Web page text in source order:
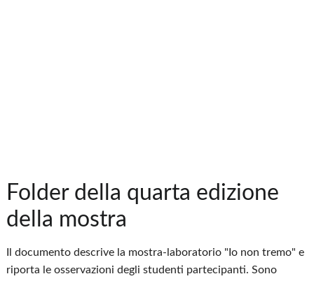
Folder della quarta edizione
della mostra
Il documento descrive la mostra-laboratorio "Io non tremo" e
riporta le osservazioni degli studenti partecipanti. Sono